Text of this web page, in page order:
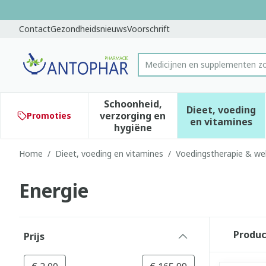
ContactGezondheidsnieuwsVoorschrift
Product, merk, categorie...
Promoties
Schoonheid,
verzorging en
hygiëne
Toon submenu voor
Dieet, voeding
en vitamines
Toon
Home / Dieet, voeding en vitamines / Voedingstherapie &
Energie
Prijs